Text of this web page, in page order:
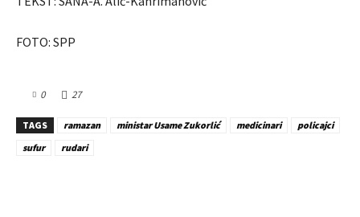
FOTO: SPP
0 27
TAGS ramazan ministar Usame Zukorlić medicinari
policajci
sufur
rudari